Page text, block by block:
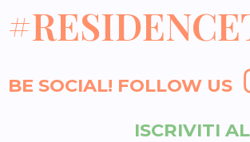
BE SOCIAL! FOLLOW US
ISCRIVITI